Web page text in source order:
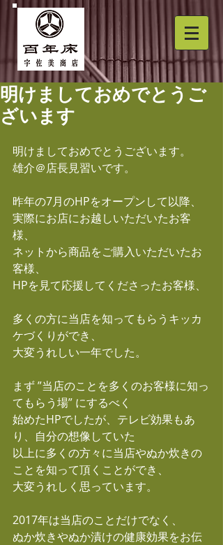
明けましておめでとうご
ざいます
明けましておめでとうございます。
雄介＠店長見習いです。
昨年の7月のHPをオープンして以降、
実際にお店にお越しいただいたお客
様、
ネットから商品をご購入いただいたお
客様、
HPを見て応援してくださったお客様、
多くの方に当店を知ってもらうキッカ
ケづくりができ、
大変うれしい一年でした。
まず ”当店のことを多くのお客様に知っ
てもらう場” にするべく
始めたHPでしたが、テレビ効果もあ
り、自分の想像していた
以上に多くの方々に当店やぬか炊きの
ことを知って頂くことができ、
大変うれしく思っています。
2017年は当店のことだけでなく、
ぬか炊きやぬか漬けの健康効果をお伝